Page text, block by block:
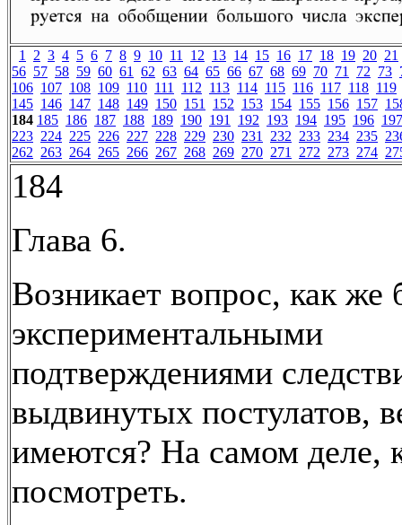
1 2 3 4 5 6 7 8 9 10 11 12 13 14 15 16 17 18 19 20 21
56 57 58 59 60 61 62 63 64 65 66 67 68 69 70 71 72 73
106 107 108 109 110 111 112 113 114 115 116 117 118 119
145 146 147 148 149 150 151 152 153 154 155 156 157
184 185 186 187 188 189 190 191 192 193 194 195 196 197
223 224 225 226 227 228 229 230 231 232 233 234 235
262 263 264 265 266 267 268 269 270 271 272 273 274
184
Глава 6.
Возникает вопрос, как же
экспериментальными
подтверждениями
выдвинутых постулатов,
имеются? На самом деле,
посмотреть.